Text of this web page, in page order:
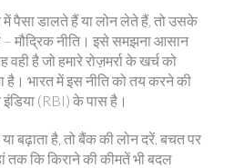
पैसा डालते हैं या लोन लेते हैं, तो उसके
– मौद्रिक नीति। इसे समझना आसान
है जो हमारे रोज़मर्रा के खर्च को
है। भारत में इस नीति को तय करने की
इंडिया (RBI) के पास है।
बढ़ाता है, तो बैंक की लोन दरें, बचत पर
तक कि किराने की कीमतें भी बदल